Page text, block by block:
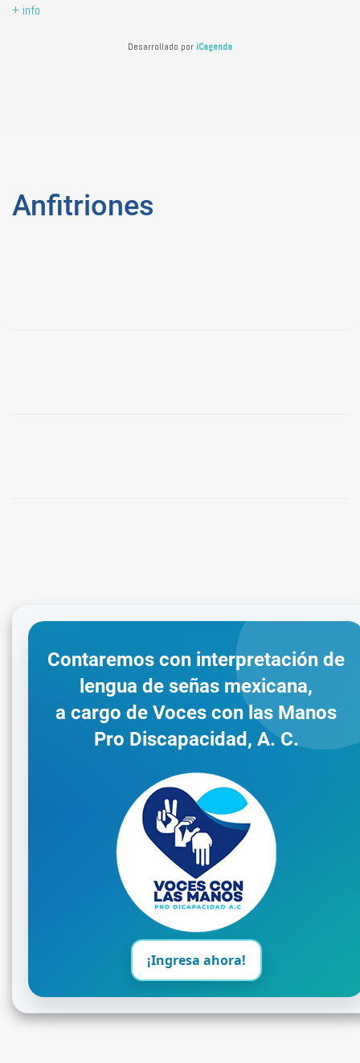
+ info
Desarrollado por iCagenda
Anfitriones
Contaremos con interpretación de
lengua de señas mexicana,
a cargo de Voces con las Manos
Pro Discapacidad, A. C.
¡Ingresa ahora!